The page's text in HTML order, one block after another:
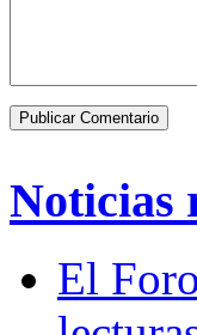
Noticias
El